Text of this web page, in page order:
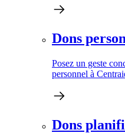
Dons
Posez un geste
personnel à
Dons